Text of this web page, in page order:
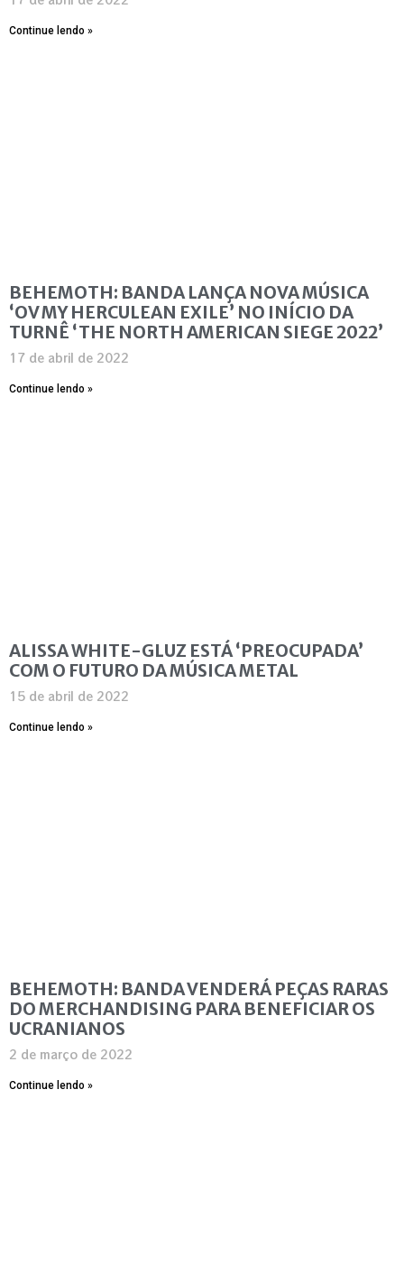
Continue lendo »
BEHEMOTH: BANDA LANÇA NOVA MÚSICA
‘OV MY HERCULEAN EXILE’ NO INÍCIO DA
TURNÊ ‘THE NORTH AMERICAN SIEGE 2022’
17 de abril de 2022
Continue lendo »
ALISSA WHITE-GLUZ ESTÁ ‘PREOCUPADA’
COM O FUTURO DA MÚSICA METAL
15 de abril de 2022
Continue lendo »
BEHEMOTH: BANDA VENDERÁ PEÇAS RARAS
DO MERCHANDISING PARA BENEFICIAR OS
UCRANIANOS
2 de março de 2022
Continue lendo »